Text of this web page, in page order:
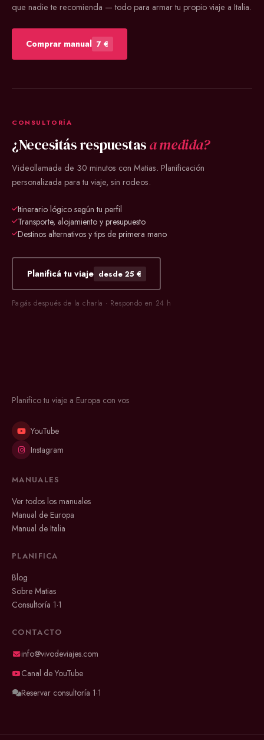
que nadie te recomienda — todo para armar tu propio viaje a Italia.
Comprar manual 7 €
CONSULTORÍA
¿Necesitás respuestasa medida?
Videollamada de 30 minutos con Matias. Planificación
personalizada para tu viaje, sin rodeos.
Itinerario lógico según tu perfil
Transporte, alojamiento y presupuesto
Destinos alternativos y tips de primera mano
Planificá tu viaje desde 25 €
Pagás después de la charla · Respondo en 24 h
Planifico tu viaje a Europa con vos
YouTube
Instagram
MANUALES
Ver todos los manuales
Manual de Europa
Manual de Italia
PLANIFICA
Blog
Sobre Matias
Consultoría 1·1
CONTACTO
info@vivodeviajes.com
Canal de YouTube
Reservar consultoría 1·1